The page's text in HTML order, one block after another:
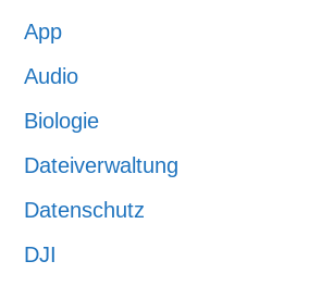
App
Audio
Biologie
Dateiverwaltung
Datenschutz
DJI